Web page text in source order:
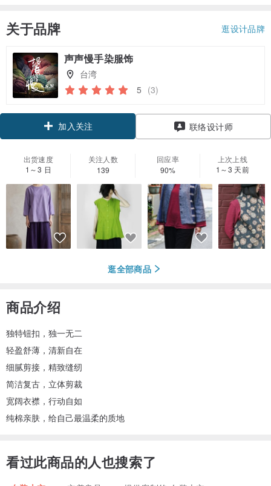
关于品牌 逛设计品牌
声声慢手染服饰
台湾
5 (3)
加入关注 联络设计师
出货速度
1～3 日
关注人数
139
回应率
90%
上次上线
1～3 天前
逛全部商品
商品介绍
独特钮扣，独一无二
轻盈舒薄，清新自在
细腻剪接，精致缝纫
简洁复古，立体剪裁
宽阔衣襟，行动自如
纯棉亲肤，给自己最温柔的质地
看过此商品的人也搜索了